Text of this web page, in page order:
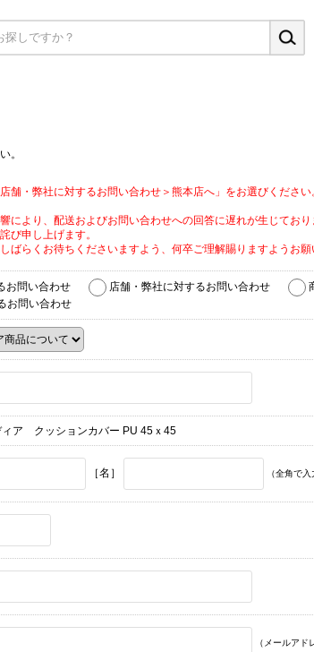
。
・弊社に対するお問い合わせ＞熊本店へ」をお選びください
より、配送およびお問い合わせへの回答に遅れが生じており
び申し上げます。
らくお待ちくださいますよう、何卒ご理解賜りますようお願
お問い合わせ 店舗・弊社に対するお問い合わせ
お問い合わせ
ィア クッションカバー PU 45ｘ45
［名］ （全角で
（メールア